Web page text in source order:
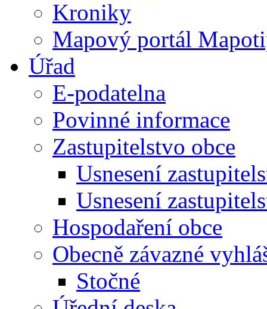
Kroniky
Mapový portál
Úřad
E-podatelna
Povinné informace
Zastupitelstvo obce
Usnesení
Usnesení
Hospodaření obce
Obecně závazné
Stočné